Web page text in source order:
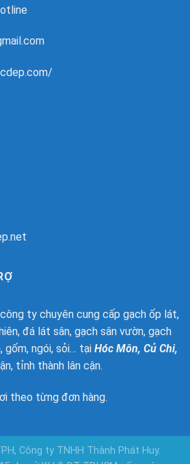
công ty chuyên cung cấp gạch ốp lát,
đá lát sân, gạch sân vườn, gạch
gốm, ngói, sỏi… tại Hóc Môn, Củ Chi,
tỉnh thành lân cận.
theo từng đơn hàng.
Công ty TNHH Thành Phát Huy.